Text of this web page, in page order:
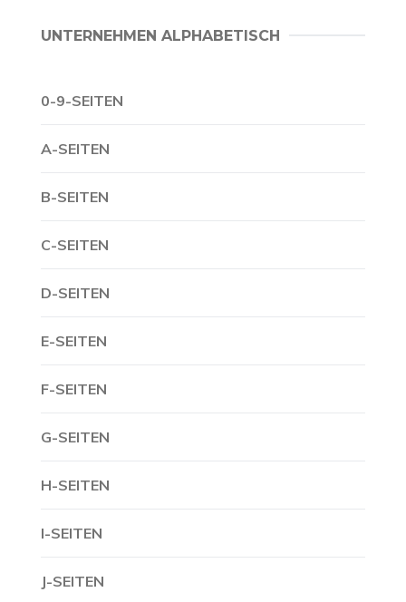
UNTERNEHMEN ALPHABETISCH
0-9-SEITEN
A-SEITEN
B-SEITEN
C-SEITEN
D-SEITEN
E-SEITEN
F-SEITEN
G-SEITEN
H-SEITEN
I-SEITEN
J-SEITEN